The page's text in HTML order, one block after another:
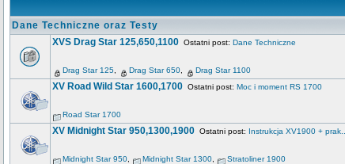
Dane Techniczne oraz Testy
XVS Drag Star 125,650,1100 Ostatni post: Dane Techniczne
Drag Star 125 Drag Star 650 Drag Star 1100
XV Road Wild Star 1600,1700 Ostatni post: Moc i moment RS 1700
Road Star 1700
XV Midnight Star 950,1300,1900 Ostatni post: Instrukcja XV1900 + prak...
Midnight Star 950 Midnight Star 1300 Stratoliner 1900